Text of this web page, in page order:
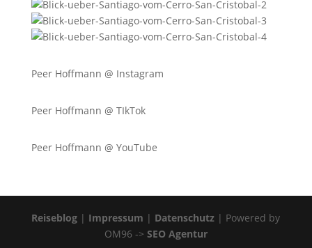
Peer Hoffmann @ Instagram
Peer Hoffmann @ TIkTok
Peer Hoffmann @ YouTube
Reiseblog | Impressum | Datenschutz | Powered by
OM96 -> SEO Agentur